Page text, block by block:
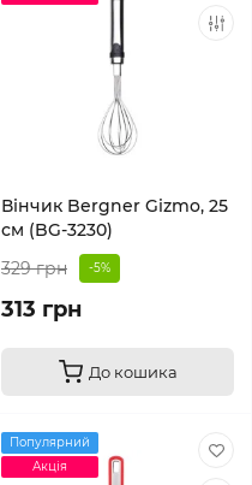
Вінчик Bergner Gizmo, 25
см (BG-3230)
329 грн
-5%
313 грн
До кошика
Популярний
Акція